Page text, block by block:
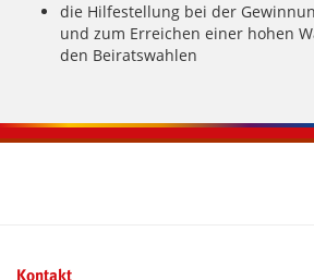
die Hilfestellung bei der
und zum Erreichen einer hohen
den Beiratswahlen
Kontakt